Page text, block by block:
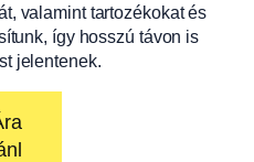
valamint tartozékokat és
így hosszú távon is
jelentenek.